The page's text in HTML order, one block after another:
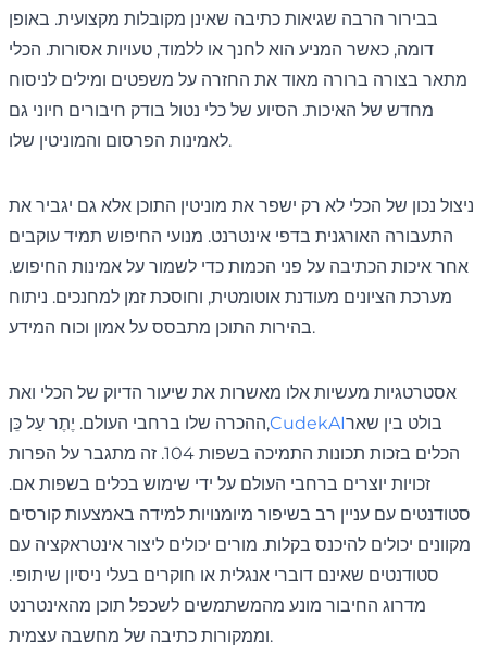
בבירור הרבה שגיאות כתיבה שאינן מקובלות מקצועית. באופן
דומה, כאשר המניע הוא לחנך או ללמוד, טעויות אסורות. הכלי
מתאר בצורה ברורה מאוד את החזרה על משפטים ומילים לניסוח
מחדש של האיכות. הסיוע של כלי נטול בודק חיבורים חיוני גם
לאמינות הפרסום והמוניטין שלו.
ניצול נכון של הכלי לא רק ישפר את מוניטין התוכן אלא גם יגביר את
התעבורה האורגנית בדפי אינטרנט. מנועי החיפוש תמיד עוקבים
אחר איכות הכתיבה על פני הכמות כדי לשמור על אמינות החיפוש.
מערכת הציונים מעודנת אוטומטית, וחוסכת זמן למחנכים. ניתוח
בהירות התוכן מתבסס על אמון וכוח המידע.
אסטרטגיות מעשיות אלו מאשרות את שיעור הדיוק של הכלי ואת
ההכרה שלו ברחבי העולם. יֶתֶר עַל כֵּן,CudekAIבולט בין שאר
הכלים בזכות תכונות התמיכה בשפות 104. זה מתגבר על הפרות
זכויות יוצרים ברחבי העולם על ידי שימוש בכלים בשפות אם.
סטודנטים עם עניין רב בשיפור מיומנויות למידה באמצעות קורסים
מקוונים יכולים להיכנס בקלות. מורים יכולים ליצור אינטראקציה עם
סטודנטים שאינם דוברי אנגלית או חוקרים בעלי ניסיון שיתופי.
מדרוג החיבור מונע מהמשתמשים לשכפל תוכן מהאינטרנט
וממקורות כתיבה של מחשבה עצמית.